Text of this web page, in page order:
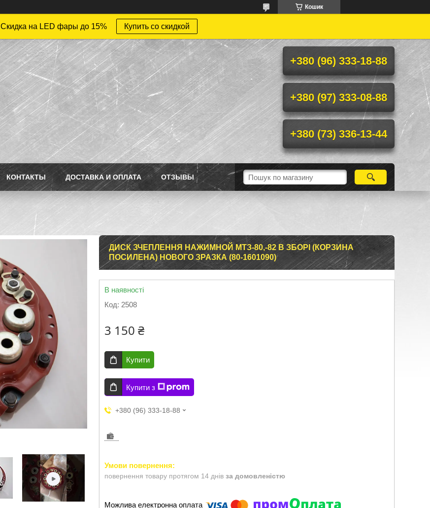
Кошик
Скидка на LED фары до 15% Купить со скидкой
+380 (96) 333-18-88
+380 (97) 333-08-88
+380 (73) 336-13-44
КОНТАКТЫ ДОСТАВКА И ОПЛАТА ОТЗЫВЫ
ДИСК ЗЧЕПЛЕННЯ НАЖИМНОЙ МТЗ-80,-82 В ЗБОРІ (КОРЗИНА
ПОСИЛЕНА) НОВОГО ЗРАЗКА (80-1601090)
В наявності
Код: 2508
3 150 ₴
Купити
Купити з
+380 (96) 333-18-88
повернення товару протягом 14 днів за домовленістю